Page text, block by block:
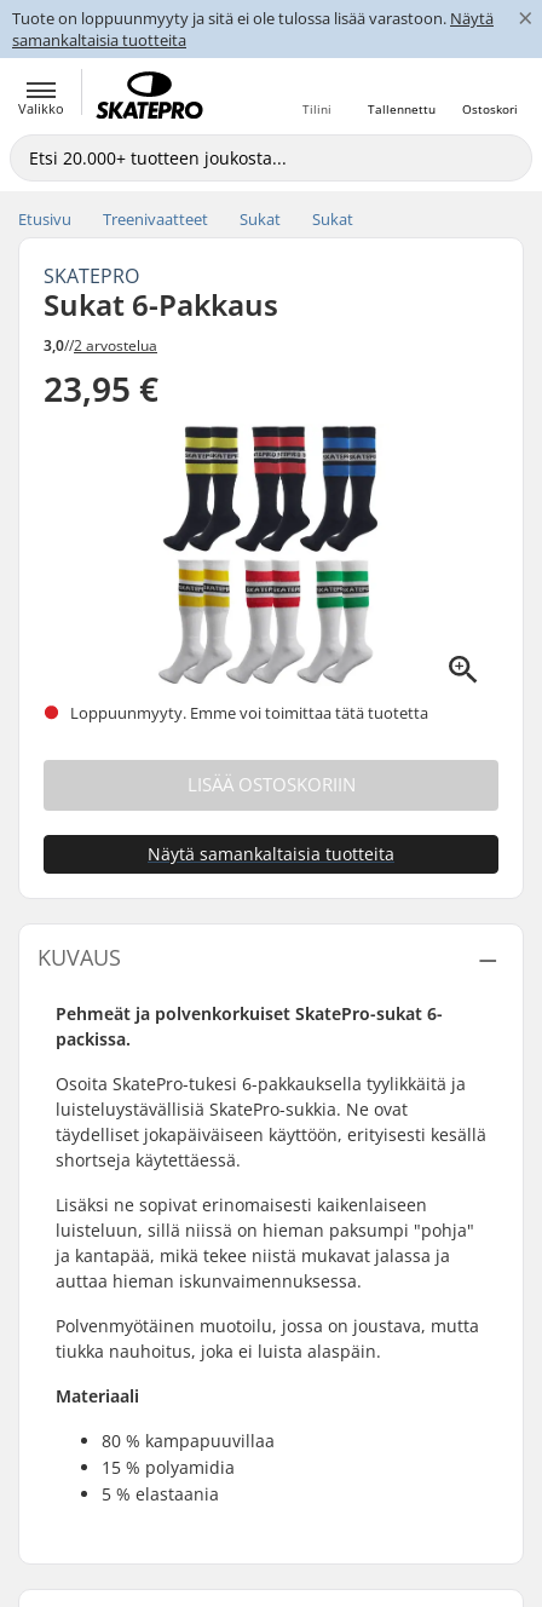
Tuote on loppuunmyyty ja sitä ei ole tulossa lisää varastoon. Näytä
samankaltaisia tuotteita
×
Valikko Ostoskori
Tallennettu
Tilini
Etusivu Treenivaatteet Sukat Sukat
SKATEPRO
Sukat 6-Pakkaus
3,0//2 arvostelua
23,95 €
Loppuunmyyty. Emme voi toimittaa tätä tuotetta
LISÄÄ OSTOSKORIIN
Näytä samankaltaisia tuotteita
KUVAUS
Pehmeät ja polvenkorkuiset SkatePro-sukat 6-
packissa.
Osoita SkatePro-tukesi 6-pakkauksella tyylikkäitä ja
luisteluystävällisiä SkatePro-sukkia. Ne ovat
täydelliset jokapäiväiseen käyttöön, erityisesti kesällä
shortseja käytettäessä.
Lisäksi ne sopivat erinomaisesti kaikenlaiseen
luisteluun, sillä niissä on hieman paksumpi "pohja"
ja kantapää, mikä tekee niistä mukavat jalassa ja
auttaa hieman iskunvaimennuksessa.
Polvenmyötäinen muotoilu, jossa on joustava, mutta
tiukka nauhoitus, joka ei luista alaspäin.
Materiaali
80 % kampapuuvillaa
15 % polyamidia
5 % elastaania